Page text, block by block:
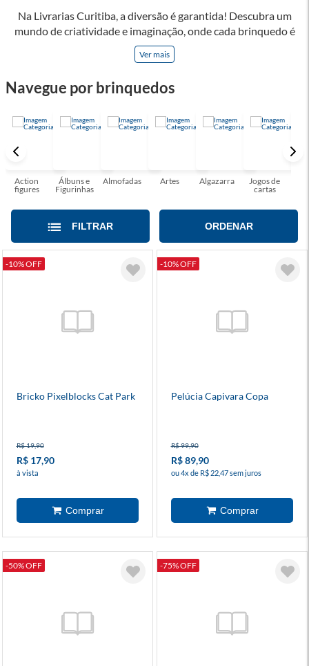
Na Livrarias Curitiba, a diversão é garantida! Descubra um
mundo de criatividade e imaginação, onde cada brinquedo é
uma porta para aventuras e aprendizados, que estimulam o
raciocínio, coordenação motora e a sociabilidade. Brincar
Oferecemos opções para todas as idades e interesses, como
memórias inesquecíveis e fortalecer os laços familiares.
Ver mais
Navegue por brinquedos
Action
figures
Álbuns e
Figurinhas
Almofadas Artes Algazarra
Jogos de
cartas
FILTRAR ORDENAR
-10% OFF
Bricko Pixelblocks Cat Park
R$ 19,90
R$ 17,90
à vista
-10% OFF
Pelúcia Capivara Copa
R$ 99,90
R$ 89,90
ou 4x de R$ 22,47 sem juros
-50% OFF -75% OFF